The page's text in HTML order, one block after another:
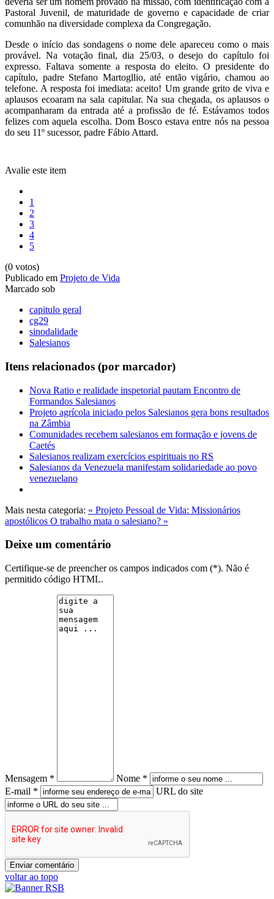
Pastoral Juvenil, de maturidade de governo e capacidade de criar
comunhão na diversidade complexa da Congregação.
Desde o início das sondagens o nome dele apareceu como o mais
provável. Na votação final, dia 25/03, o desejo do capítulo foi
expresso. Faltava somente a resposta do eleito. O presidente do
capítulo, padre Stefano Martogllio, até então vigário, chamou ao
telefone. A resposta foi imediata: aceito! Um grande grito de viva e
aplausos ecoaram na sala capitular. Na sua chegada, os aplausos o
acompanharam da entrada até a profissão de fé. Estávamos todos
felizes com aquela escolha. Dom Bosco estava entre nós na pessoa
do seu 11º sucessor, padre Fábio Attard.
Avalie este item
1
2
3
4
5
(0 votos)
Publicado em Projeto de Vida
Marcado sob
capitulo geral
cg29
sinodalidade
Salesianos
Itens relacionados (por marcador)
Nova Ratio e realidade inspetorial pautam Encontro de
Formandos Salesianos
Projeto agrícola iniciado pelos Salesianos gera bons resultados
na Zâmbia
Comunidades recebem salesianos em formação e jovens de
Caetés
Salesianos realizam exercícios espirituais no RS
Salesianos da Venezuela manifestam solidariedade ao povo
venezuelano
Mais nesta categoria: « Projeto Pessoal de Vida: Missionários
apostólicos O trabalho mata o salesiano? »
Deixe um comentário
Certifique-se de preencher os campos indicados com (*). Não é
permitido código HTML.
Mensagem *
Nome *
E-mail *
URL do site
voltar ao topo